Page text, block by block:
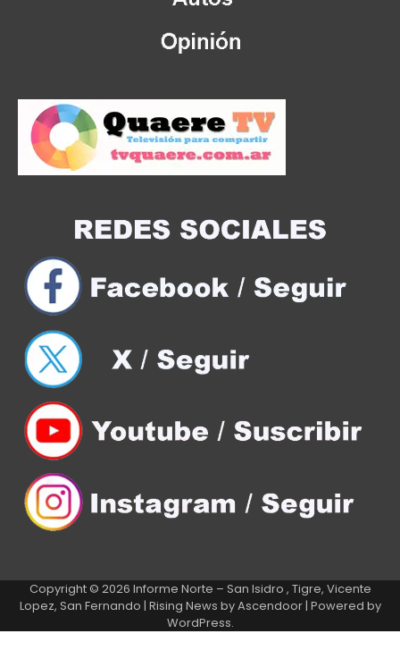
Copyright © 2026 Informe Norte – San Isidro , Tigre, Vicente
Lopez, San Fernando | Rising News byAscendoor| Powered by
WordPress.